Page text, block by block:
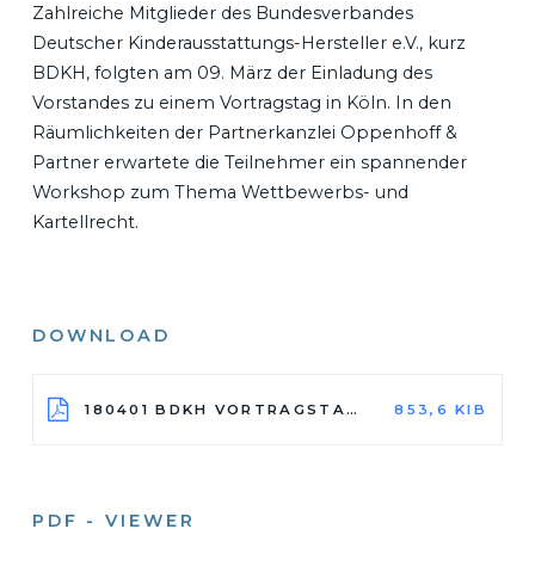
Zahlreiche Mitglieder des Bundesverbandes
Deutscher Kinderausstattungs-Hersteller e.V., kurz
BDKH, folgten am 09. März der Einladung des
Vorstandes zu einem Vortragstag in Köln. In den
Räumlichkeiten der Partnerkanzlei Oppenhoff &
Partner erwartete die Teilnehmer ein spannender
Workshop zum Thema Wettbewerbs- und
Kartellrecht.
DOWNLOAD
180401 BDKH VORTRAGSTAG KOELN.PDF 853,6 KIB
PDF - VIEWER